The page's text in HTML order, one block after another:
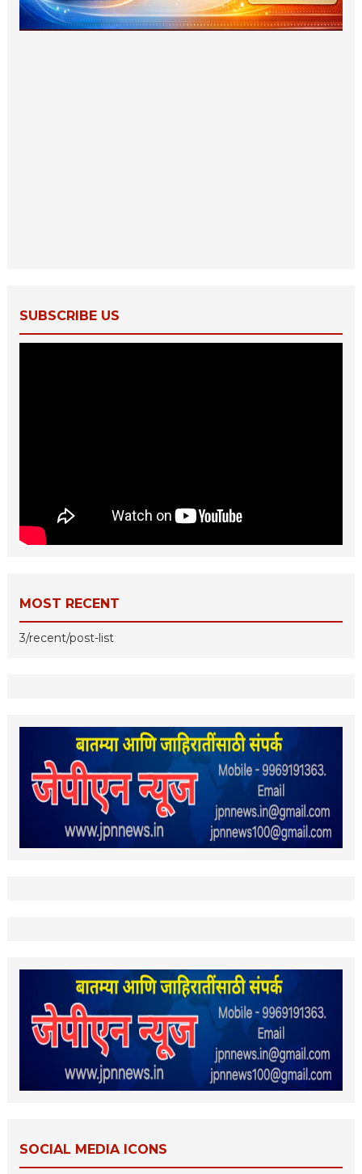
SUBSCRIBE US
MOST RECENT
3/recent/post-list
SOCIAL MEDIA ICONS